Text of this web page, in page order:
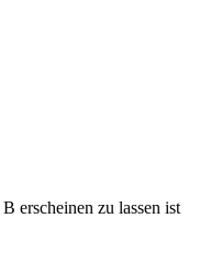
erscheinen zu lassen ist